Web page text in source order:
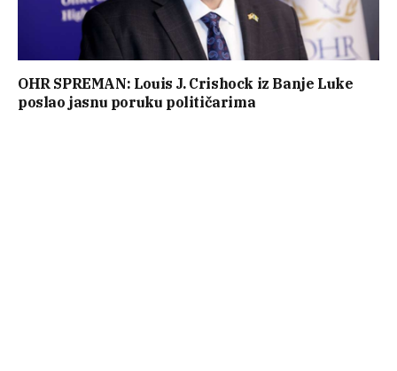
OHR SPREMAN: Louis J. Crishock iz Banje Luke
poslao jasnu poruku političarima